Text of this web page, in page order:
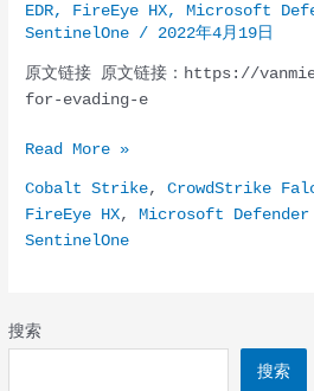
搜索
搜索
聘
请
了
俄
斯
客
声
称
的
公
EDR, FireEye HX,Microsoft
SentinelOne / 2022年4月19日
原文链接 原文链接：https://
for-evading-e
2022
先
Read More »
Cobalt Strike,CrowdStrike
FireEye HX,Microsoft
SentinelOne